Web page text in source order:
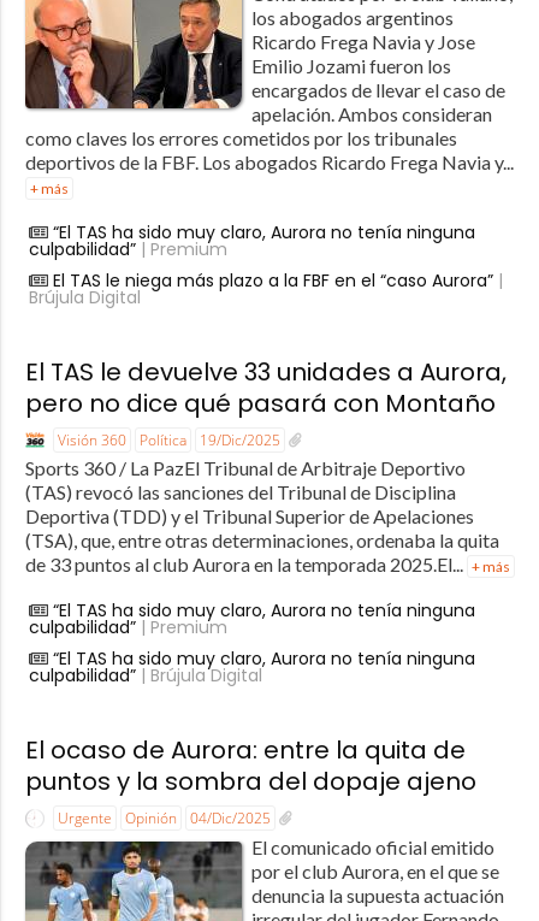
los abogados argentinos
Ricardo Frega Navia y Jose
Emilio Jozami fueron los
encargados de llevar el caso de
apelación. Ambos consideran
como claves los errores cometidos por los tribunales
deportivos de la FBF. Los abogados Ricardo Frega Navia y...
+ más
“El TAS ha sido muy claro, Aurora no tenía ninguna
culpabilidad”| Premium
El TAS le niega más plazo a la FBF en el “caso Aurora”|
Brújula Digital
El TAS le devuelve 33 unidades a Aurora,
pero no dice qué pasará con Montaño
Visión 360 Política 19/Dic/2025
Sports 360 / La PazEl Tribunal de Arbitraje Deportivo
(TAS) revocó las sanciones del Tribunal de Disciplina
Deportiva (TDD) y el Tribunal Superior de Apelaciones
(TSA), que, entre otras determinaciones, ordenaba la quita
de 33 puntos al club Aurora en la temporada 2025.El... + más
“El TAS ha sido muy claro, Aurora no tenía ninguna
culpabilidad”| Premium
“El TAS ha sido muy claro, Aurora no tenía ninguna
culpabilidad”| Brújula Digital
El ocaso de Aurora: entre la quita de
puntos y la sombra del dopaje ajeno
Urgente Opinión 04/Dic/2025
El comunicado oficial emitido
por el club Aurora, en el que se
denuncia la supuesta actuación